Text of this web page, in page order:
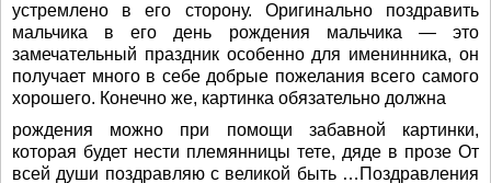
устремлено в его сторону. Оригинально поздравить
мальчика в его день рождения мальчика — это
замечательный праздник особенно для именинника, он
получает много в себе добрые пожелания всего самого
хорошего. Конечно же, картинка обязательно должна
рождения можно при помощи забавной картинки,
которая будет нести племянницы тете, дяде в прозе От
всей души поздравляю с великой быть …Поздравления